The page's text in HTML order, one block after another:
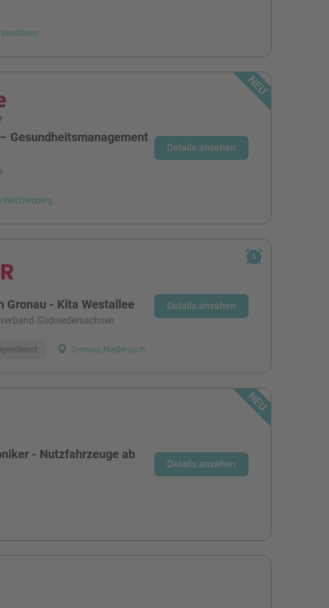
Gesundheitsmanagement
Württemberg
Details ansehen
Gronau - Kita Westallee
Südniedersachsen
Gronau, Niedersachsen
Details ansehen
- Nutzfahrzeuge ab
Details ansehen